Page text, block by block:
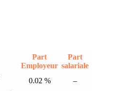
Part
Employeur
Part
salariale
0.02 %
–